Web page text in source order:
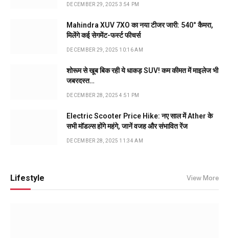
DECEMBER 29, 2025 3:54 PM
Mahindra XUV 7XO का नया टीजर जारी: 540° कैमरा,
मिलेंगे कई सेगमेंट-फर्स्ट फीचर्स
DECEMBER 29, 2025 10:16 AM
शोरूम से खूब बिक रही ये धाकड़ SUV! कम कीमत में माइलेज भी
जबरदस्त…
DECEMBER 28, 2025 4:51 PM
Electric Scooter Price Hike: नए साल में Ather के
सभी मॉडल्स होंगे महंगे, जानें वजह और संभावित रेंज
DECEMBER 28, 2025 11:34 AM
Lifestyle View More